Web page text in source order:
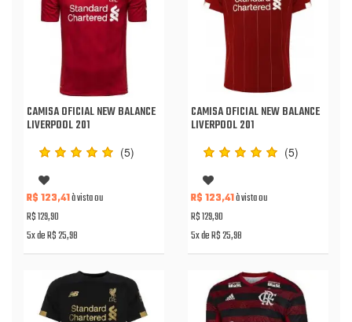
CAMISA OFICIAL NEW BALANCE
LIVERPOOL 201
(5)
R$ 123,41à vista ou
R$ 129,90
5x de R$ 25,98
CAMISA OFICIAL NEW BALANCE
LIVERPOOL 201
(5)
R$ 123,41à vista ou
R$ 129,90
5x de R$ 25,98